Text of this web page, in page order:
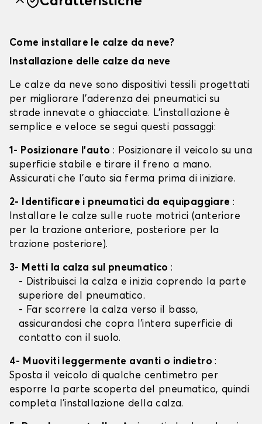
Come installare le calze da neve?
Installazione delle calze da neve
Le calze da neve sono dispositivi tessili progettati
per migliorare l'aderenza dei pneumatici su
strade innevate o ghiacciate. L'installazione è
semplice e veloce se segui questi passaggi:
1- Posizionare l'auto : Posizionare il veicolo su una
superficie stabile e tirare il freno a mano.
Assicurati che l'auto sia ferma prima di iniziare.
2- Identificare i pneumatici da equipaggiare :
Installare le calze sulle ruote motrici (anteriore
per la trazione anteriore, posteriore per la
trazione posteriore).
3- Metti la calza sul pneumatico:
- Distribuisci la calza e inizia coprendo la parte
superiore del pneumatico.
- Far scorrere la calza verso il basso,
assicurandosi che copra l'intera superficie di
contatto con il suolo.
4- Muoviti leggermente avanti o indietro:
Sposta il veicolo di qualche centimetro per
esporre la parte scoperta del pneumatico, quindi
completa l'installazione della calza.